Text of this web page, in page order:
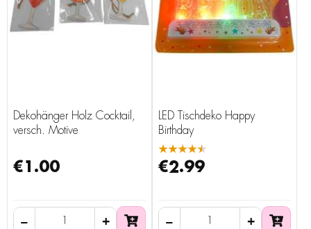
Dekohänger Holz Cocktail,
versch. Motive
€1.00
LED Tischdeko Happy
Birthday
★★★★★
€2.99